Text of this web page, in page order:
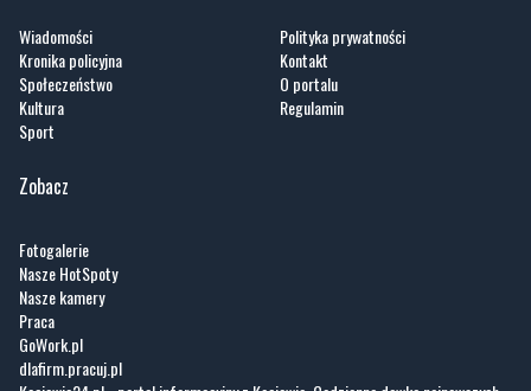
Sport
Zobacz
Nasze HotSpoty
GoWork.pl
dlafirm.pracuj.pl
Kociewie24.pl - portal informacyjny z Kociewia. Codzienna dawka najnowszych
wiadomości z Twojej okolicy. Informacje społeczne, kulturalne, sportowe z
Gniewu, Tczewa, Pelplina, Starogardu Gdańskiego i pobliskich miejscowości.
Sprawdzone, lokalne info dla mieszkańców regionu Kociewia.